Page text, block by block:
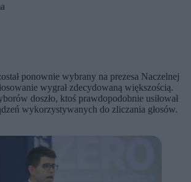
ponownie wybrany na prezesa Naczelnej
wygrał zdecydowaną większością.
doszło, ktoś prawdopodobnie usiłował
wykorzystywanych do zliczania głosów.